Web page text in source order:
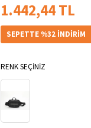
1.442,44 TL
SEPETTE %32 İNDİRİM
RENK SEÇİNİZ